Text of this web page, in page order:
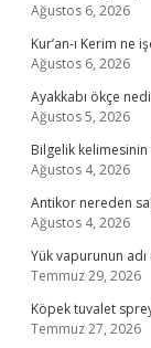
Ağustos 6, 2026
Kur’an-ı Kerim ne
Ağustos 6, 2026
Ayakkabı ökçe
Ağustos 5, 2026
Bilgelik
Ağustos 4, 2026
Antikor nereden
Ağustos 4, 2026
Yük vapurunun adı
Temmuz 29, 2026
Köpek tuvalet
Temmuz 27, 2026